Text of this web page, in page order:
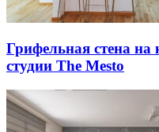
Грифельная стена
студии The Mesto